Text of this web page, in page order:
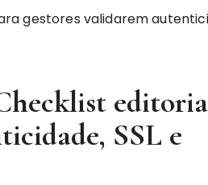
gestores validarem
SSL e